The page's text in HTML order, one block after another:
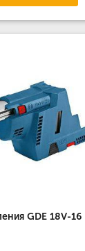
GDE 18V-16